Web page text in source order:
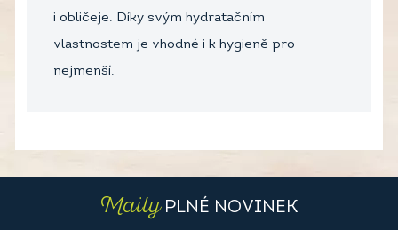
i obličeje. Díky svým hydratačním
vlastnostem je vhodné i k hygieně pro
nejmenší.
MailyPLNÉ NOVINEK